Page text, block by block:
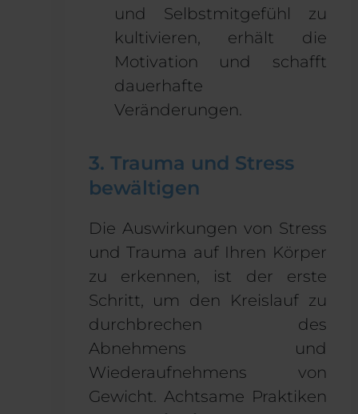
und Selbstmitgefühl zu
kultivieren, erhält die
Motivation und schafft
dauerhafte
Veränderungen.
3. Trauma und Stress
bewältigen
Die Auswirkungen von Stress
und Trauma auf Ihren Körper
zu erkennen, ist der erste
Schritt, um den Kreislauf zu
durchbrechen des
Abnehmens und
Wiederaufnehmens von
Gewicht . Achtsame Praktiken